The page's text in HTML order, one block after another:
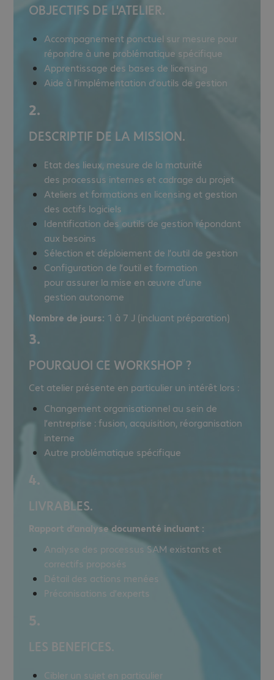
OBJECTIFS DE L'ATELIER.
Accompagnement ponctuel sur mesure pour
répondre à une problématique spécifique
Apprentissage des bases de licensing
Aide à l’implémentation d’outils de gestion
2.
DESCRIPTIF DE LA MISSION.
Etat des lieux, mesure de la maturité
des processus internes et cadrage du projet​
Ateliers et formations en licensing et gestion
des actifs logiciels ​
Identification des outils de gestion répondant
aux besoins​
Sélection et déploiement de l’outil de gestion ​
Configuration de l’outil et formation
pour assurer la mise en œuvre d’une
gestion autonome
Nombre de jours: 1 à 7 J (incluant préparation)
3.
POURQUOI CE WORKSHOP ?
Cet atelier présente en particulier un intérêt lors :
Changement organisationnel au sein de
l’entreprise : fusion, acquisition, réorganisation
interne
Autre problématique spécifique​
4.
LIVRABLES.
Rapport d’analyse documenté incluant :
Analyse des processus SAM existants et
correctifs proposés​
Détail des actions menées​
Préconisations d’experts
5.
LES BENEFICES.
Cibler un sujet en particulier